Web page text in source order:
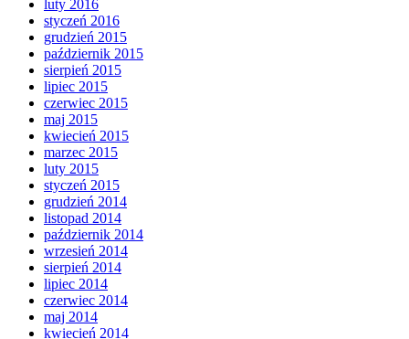
luty 2016
styczeń 2016
grudzień 2015
październik 2015
sierpień 2015
lipiec 2015
czerwiec 2015
maj 2015
kwiecień 2015
marzec 2015
luty 2015
styczeń 2015
grudzień 2014
listopad 2014
październik 2014
wrzesień 2014
sierpień 2014
lipiec 2014
czerwiec 2014
maj 2014
kwiecień 2014